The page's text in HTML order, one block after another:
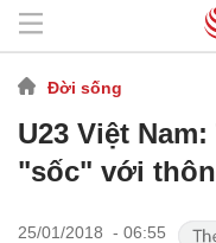
Đời sống
U23 Việt
"sốc" với
25/01/2018 - 06:55